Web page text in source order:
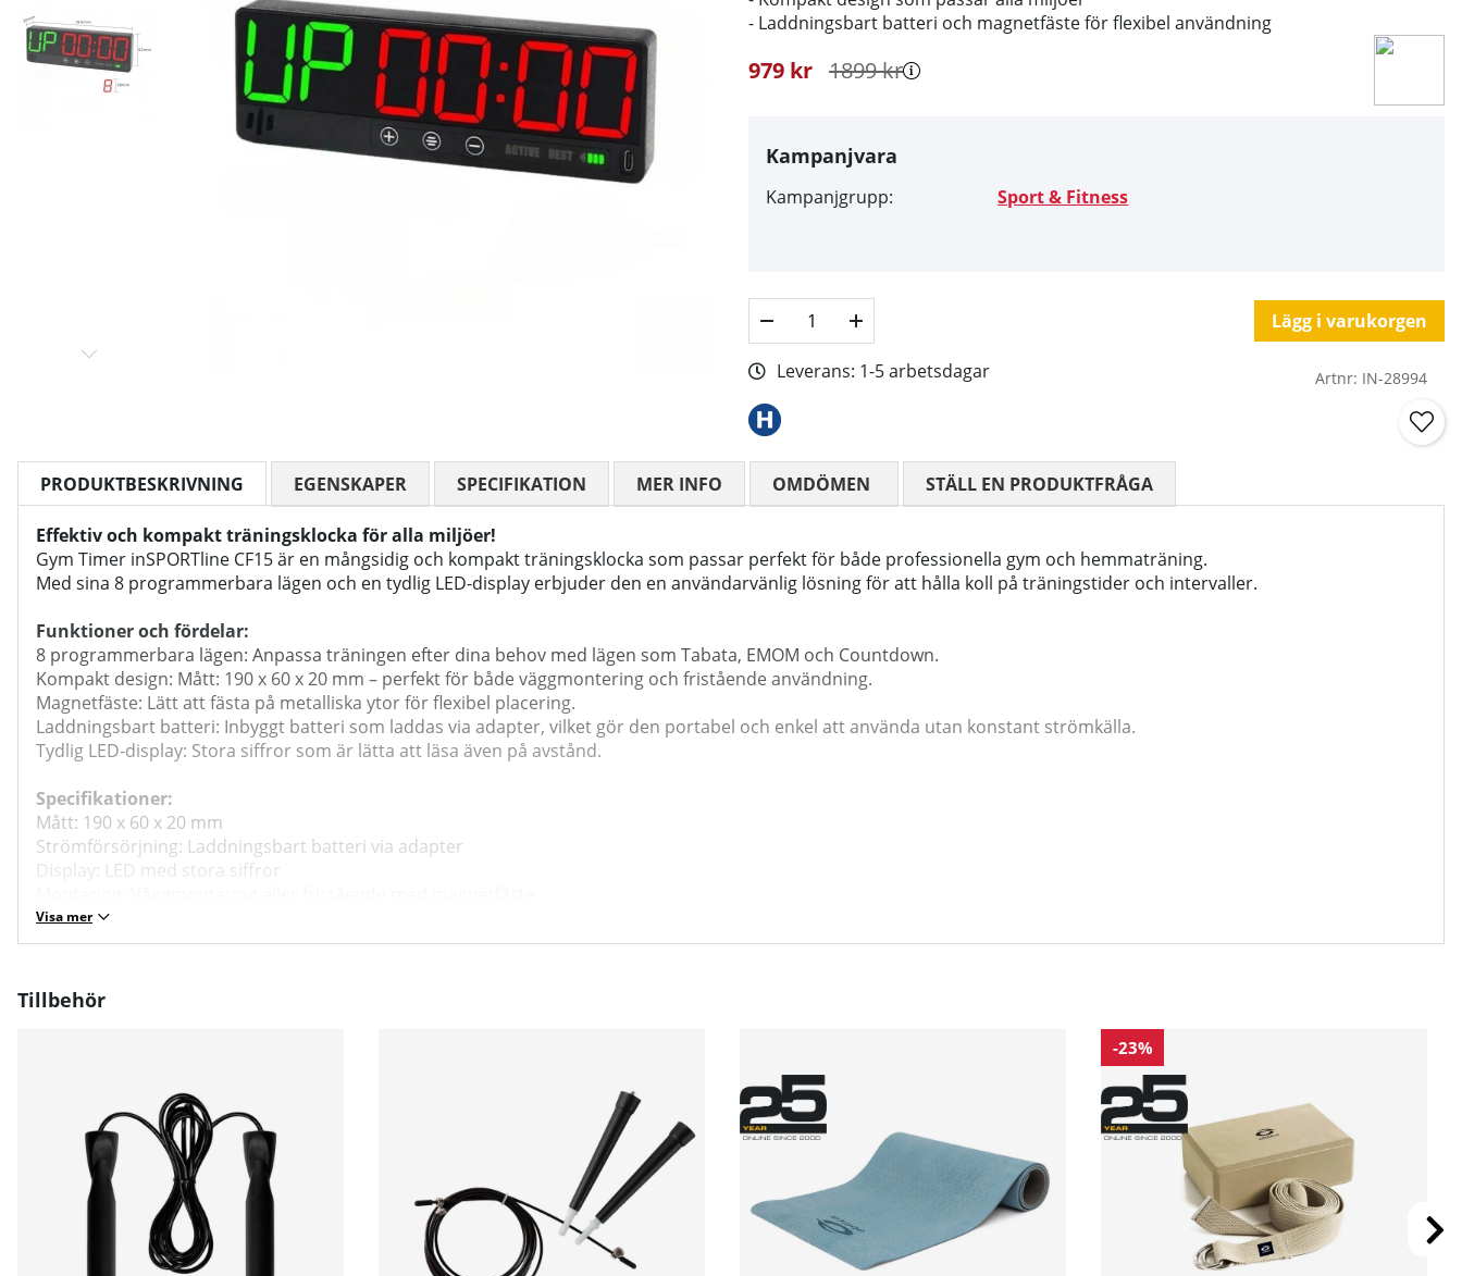
- Laddningsbart batteri och magnetfäste för flexibel användning
1899kr
979 kr
Kampanjvara
Kampanjgrupp: Sport & Fitness
Lägg i varukorgen
Leverans: 1-5 arbetsdagar Artnr: IN-28994
PRODUKTBESKRIVNING
Effektiv och kompakt träningsklocka för alla miljöer!
Gym Timer inSPORTline CF15 är en mångsidig och kompakt träningsklocka som passar perfekt för både professionella gym och hemmaträning.
Med sina 8 programmerbara lägen och en tydlig LED-display erbjuder den en användarvänlig lösning för att hålla koll på träningstider och intervaller.
Funktioner och fördelar:
8 programmerbara lägen: Anpassa träningen efter dina behov med lägen som Tabata, EMOM och Countdown.
Kompakt design: Mått: 190 x 60 x 20 mm – perfekt för både väggmontering och fristående användning.
Magnetfäste: Lätt att fästa på metalliska ytor för flexibel placering.
Laddningsbart batteri: Inbyggt batteri som laddas via adapter, vilket gör den portabel och enkel att använda utan konstant strömkälla.
Tydlig LED-display: Stora siffror som är lätta att läsa även på avstånd.
Specifikationer:
Mått: 190 x 60 x 20 mm
Strömförsörjning: Laddningsbart batteri via adapter
Display: LED med stora siffror
Programmerbara lägen: 8 olika lägen inklusive Tabata, EMOM och Countdown
Visa mer
EGENSKAPER SPECIFIKATION MER INFO OMDÖMEN MEDELBETYG 0 AV 5 ANTAL BETYG 0
STÄLL EN PRODUKTFRÅGA
Tillbehör
-23%